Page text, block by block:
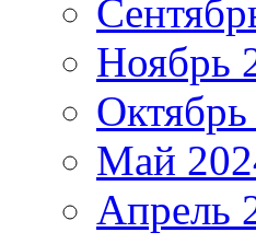
Ноябрь
Май
Апрель